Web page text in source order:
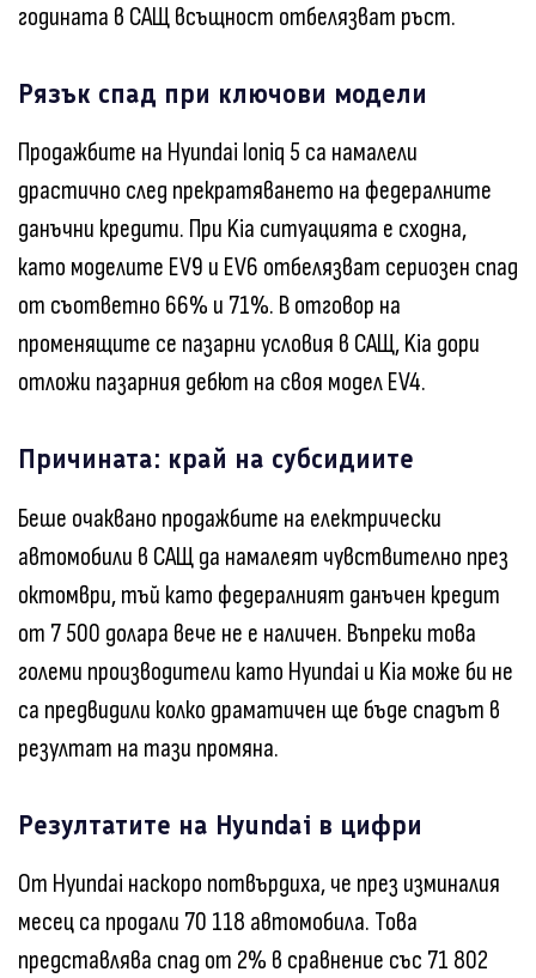
годината в САЩ всъщност отбелязват ръст.
Рязък спад при ключови модели
Продажбите на Hyundai Ioniq 5 са намалели
драстично след прекратяването на федералните
данъчни кредити. При Kia ситуацията е сходна,
като моделите EV9 и EV6 отбелязват сериозен спад
от съответно 66% и 71%. В отговор на
променящите се пазарни условия в САЩ, Kia дори
отложи пазарния дебют на своя модел EV4.
Причината: край на субсидиите
Беше очаквано продажбите на електрически
автомобили в САЩ да намалеят чувствително през
октомври, тъй като федералният данъчен кредит
от 7 500 долара вече не е наличен. Въпреки това
големи производители като Hyundai и Kia може би не
са предвидили колко драматичен ще бъде спадът в
резултат на тази промяна.
Резултатите на Hyundai в цифри
От Hyundai наскоро потвърдиха, че през изминалия
месец са продали 70 118 автомобила. Това
представлява спад от 2% в сравнение със 71 802